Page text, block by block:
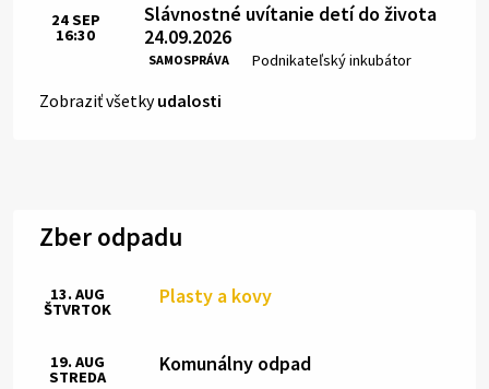
Slávnostné uvítanie detí do života
24.09.2026
SAMOSPRÁVA Miesto:
Podnikateľský inkubátor
Čas:
24SEP
16:30
Zobraziť všetkyudalosti
Zber odpadu
Plasty a kovy
13. AUG
ŠTVRTOK
Komunálny odpad
19. AUG
STREDA